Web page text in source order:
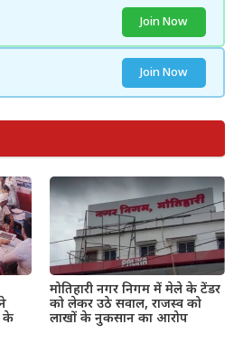
Join Now
Join Now
के
मोतिहारी नगर निगम में मेले के टेंडर
को लेकर उठे सवाल, राजस्व को
लाखों के नुकसान का आरोप